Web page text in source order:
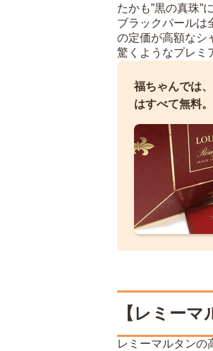
たかも”黒の真珠”
ブラックパールは
の定価が高額なシ
驚くようなプレミ
福ちゃんでは
はすべて無料。
【レミー
レミーマルタンの